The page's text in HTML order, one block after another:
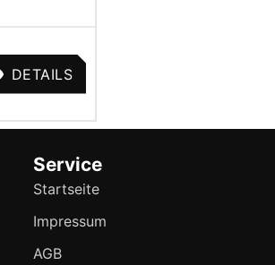
DETAILS
Service
Startseite
Impressum
AGB